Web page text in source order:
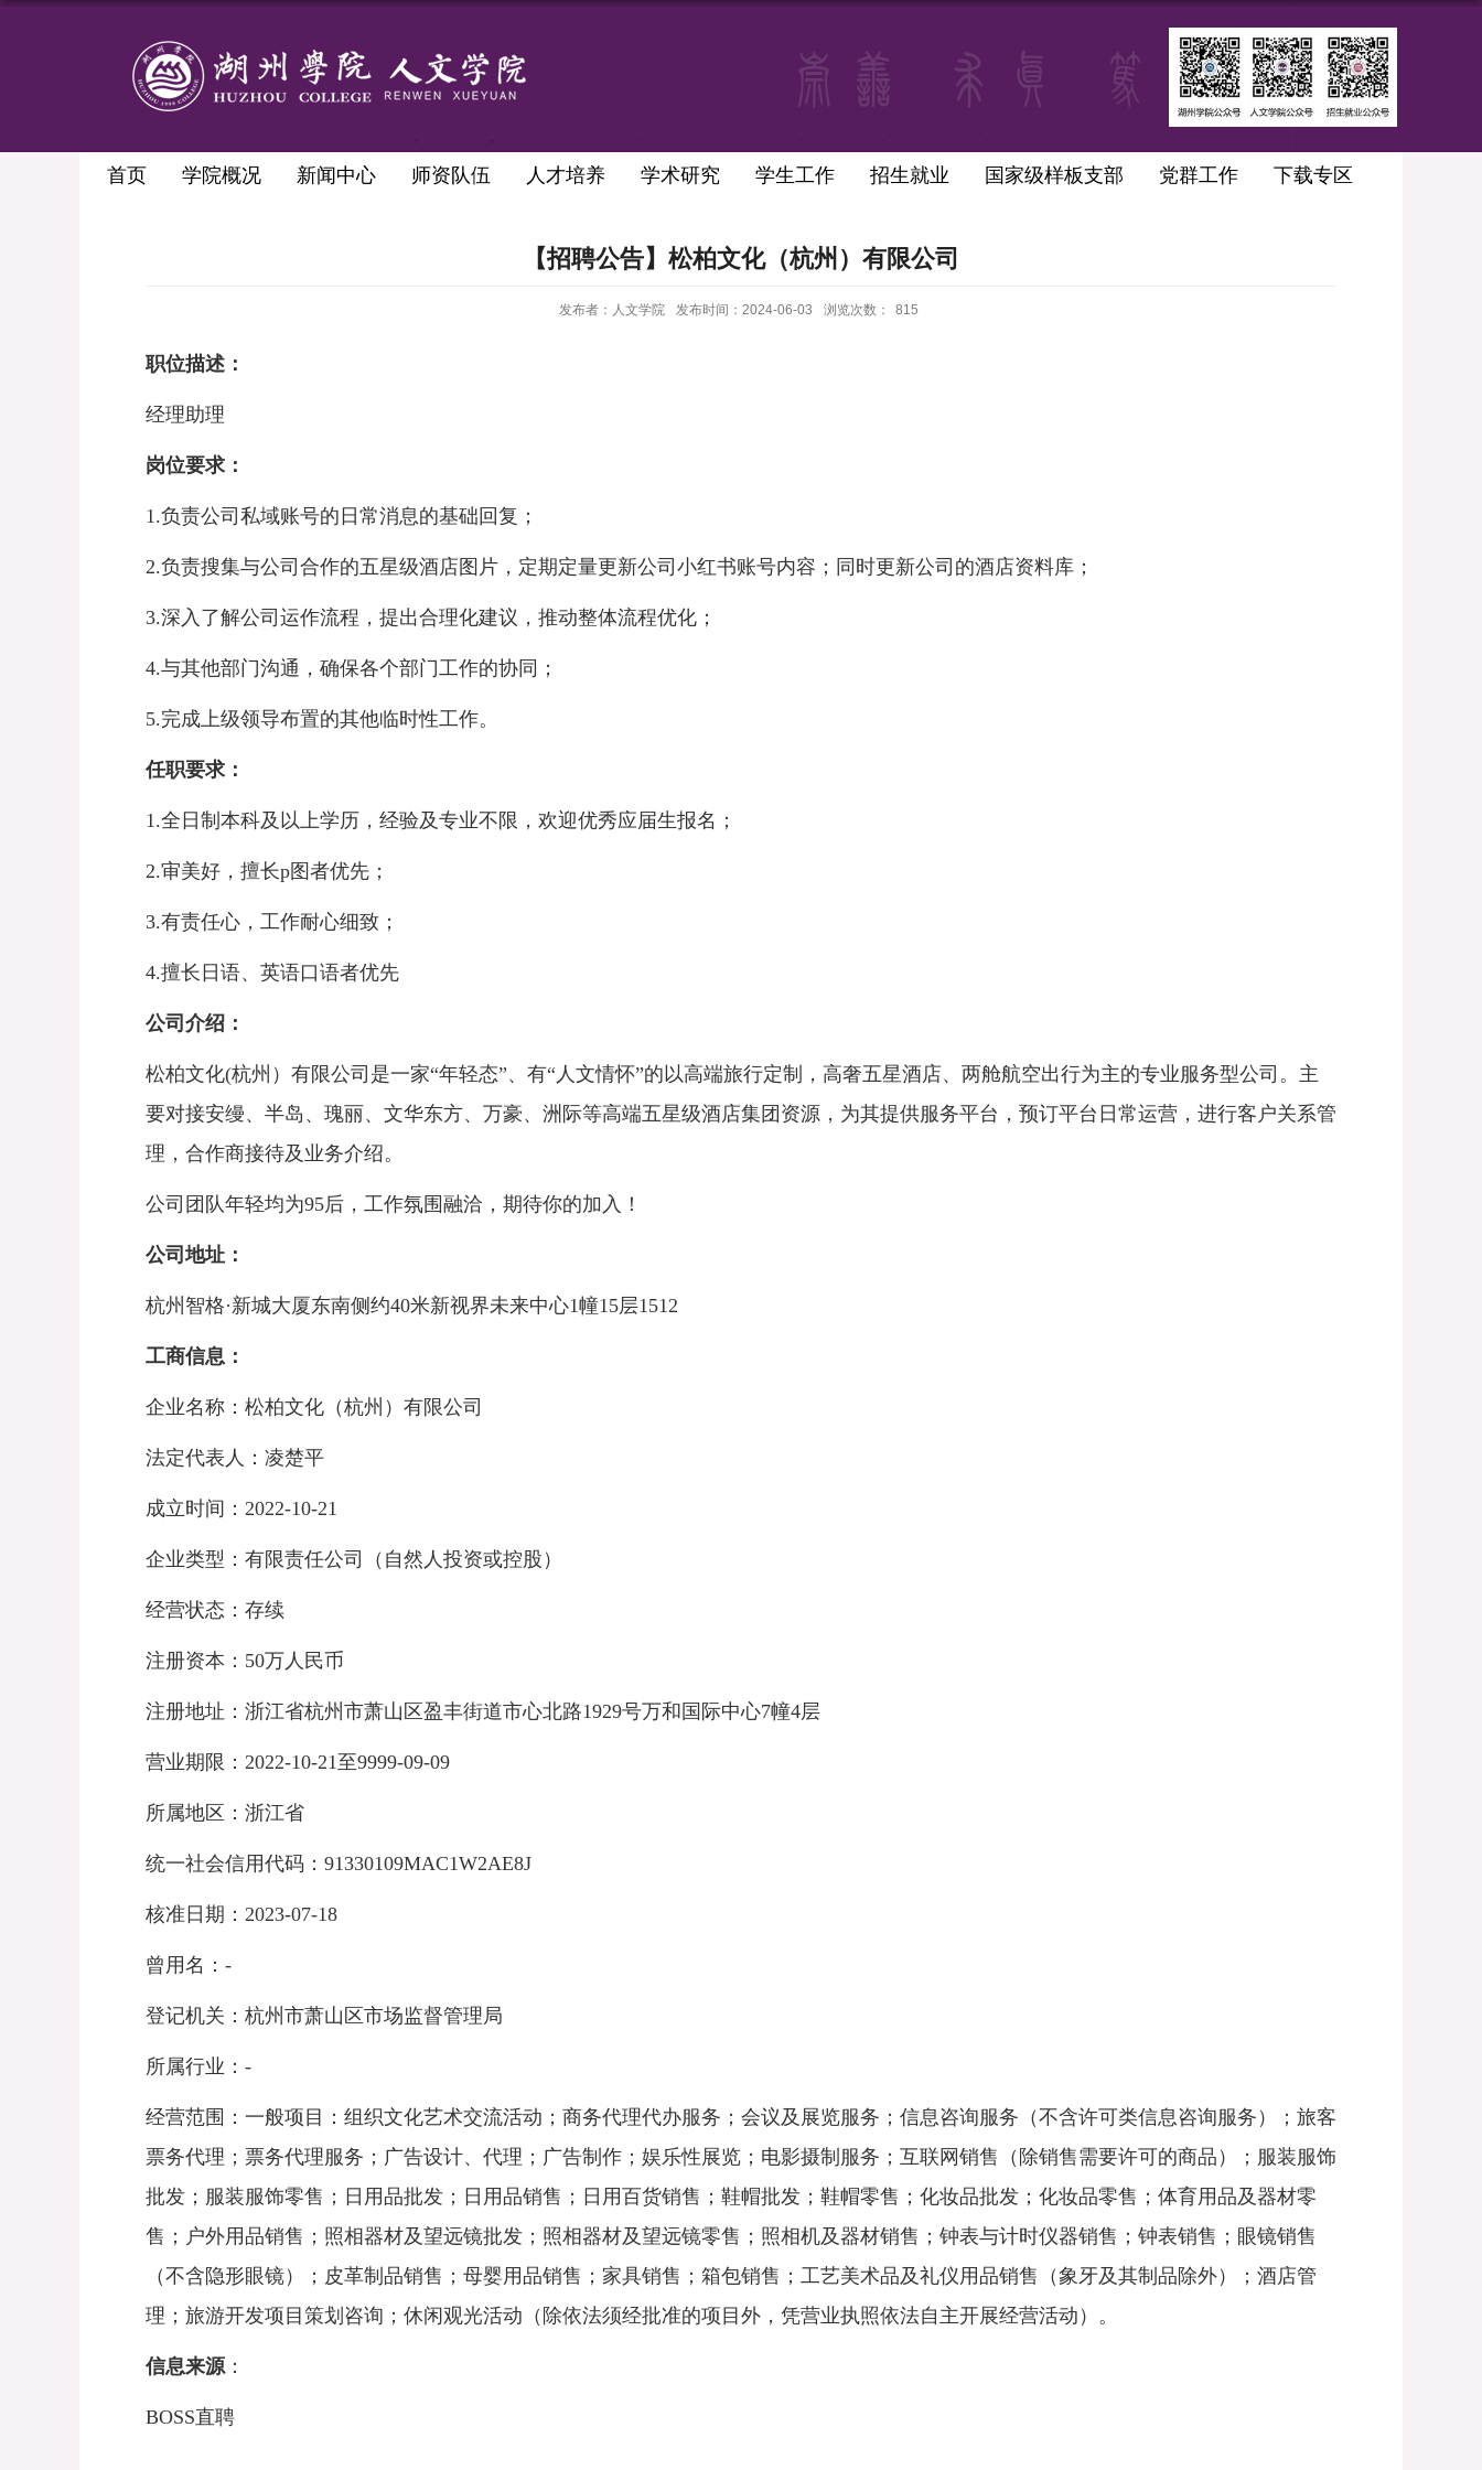
首页 学院概况 新闻中心 师资队伍 人才培养 学术研究 学生工作 招生就业 国家级样板支部 党群工作 下载专区
【招聘公告】松柏文化（杭州）有限公司
发布者：人文学院 发布时间：2024-06-03 浏览次数： 815
职位描述：
经理助理
岗位要求：
1.负责公司私域账号的日常消息的基础回复；
2.负责搜集与公司合作的五星级酒店图片，定期定量更新公司小红书账号内容；同时更新公司的酒店资料库；
3.深入了解公司运作流程，提出合理化建议，推动整体流程优化；
4.与其他部门沟通，确保各个部门工作的协同；
5.完成上级领导布置的其他临时性工作。
任职要求：
1.全日制本科及以上学历，经验及专业不限，欢迎优秀应届生报名；
2.审美好，擅长p图者优先；
3.有责任心，工作耐心细致；
4.擅长日语、英语口语者优先
公司介绍：
松柏文化(杭州）有限公司是一家“年轻态”、有“人文情怀”的以高端旅行定制，高奢五星酒店、两舱航空出行为主的专业服务型公司。主
要对接安缦、半岛、瑰丽、文华东方、万豪、洲际等高端五星级酒店集团资源，为其提供服务平台，预订平台日常运营，进行客户关系管
理，合作商接待及业务介绍。
公司团队年轻均为95后，工作氛围融洽，期待你的加入！
公司地址：
杭州智格·新城大厦东南侧约40米新视界未来中心1幢15层1512
工商信息：
企业名称：松柏文化（杭州）有限公司
法定代表人：凌楚平
成立时间： 2022-10-21
企业类型：有限责任公司（自然人投资或控股）
经营状态：存续
注册资本： 50万人民币
注册地址：浙江省杭州市萧山区盈丰街道市心北路1929号万和国际中心7幢4层
营业期限： 2022-10-21至9999-09-09
所属地区：浙江省
统一社会信用代码： 91330109MAC1W2AE8J
核准日期： 2023-07-18
曾用名： -
登记机关：杭州市萧山区市场监督管理局
所属行业： -
经营范围：一般项目：组织文化艺术交流活动；商务代理代办服务；会议及展览服务；信息咨询服务（不含许可类信息咨询服务）；旅客
票务代理；票务代理服务；广告设计、代理；广告制作；娱乐性展览；电影摄制服务；互联网销售（除销售需要许可的商品）；服装服饰
批发；服装服饰零售；日用品批发；日用品销售；日用百货销售；鞋帽批发；鞋帽零售；化妆品批发；化妆品零售；体育用品及器材零
售；户外用品销售；照相器材及望远镜批发；照相器材及望远镜零售；照相机及器材销售；钟表与计时仪器销售；钟表销售；眼镜销售
（不含隐形眼镜）；皮革制品销售；母婴用品销售；家具销售；箱包销售；工艺美术品及礼仪用品销售（象牙及其制品除外）；酒店管
理；旅游开发项目策划咨询；休闲观光活动（除依法须经批准的项目外，凭营业执照依法自主开展经营活动）。
信息来源：
BOSS直聘